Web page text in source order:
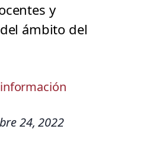
y
ámbito del
24, 2022